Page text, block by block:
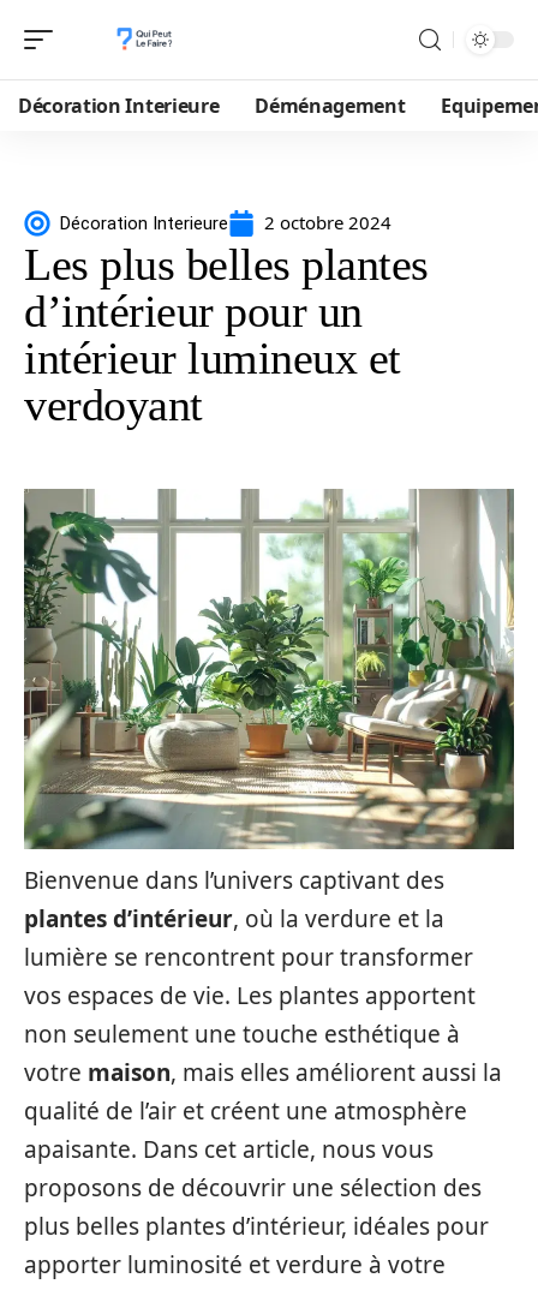
Décoration Interieure Déménagement
Décoration Interieure 2 octobre 2024
Les plus belles plantes
d’intérieur pour un
intérieur lumineux et
verdoyant
Bienvenue dans l’univers captivant des
plantes d’intérieur, où la verdure et la
lumière se rencontrent pour transformer
vos espaces de vie. Les plantes apportent
non seulement une touche esthétique à
votre maison, mais elles améliorent aussi la
qualité de l’air et créent une atmosphère
apaisante. Dans cet article, nous vous
proposons de découvrir une sélection des
plus belles plantes d’intérieur, idéales pour
apporter luminosité et verdure à votre